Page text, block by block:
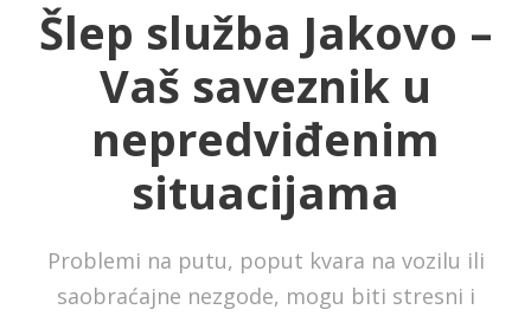
Šlep služba Jakovo –
Vaš saveznik u
nepredviđenim
situacijama
Problemi na putu, poput kvara na vozilu ili
saobraćajne nezgode, mogu biti stresni i